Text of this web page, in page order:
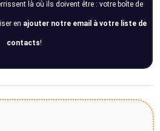
là où ils doivent être : votre boîte de
en ajouter notre email à votre liste de
contacts!